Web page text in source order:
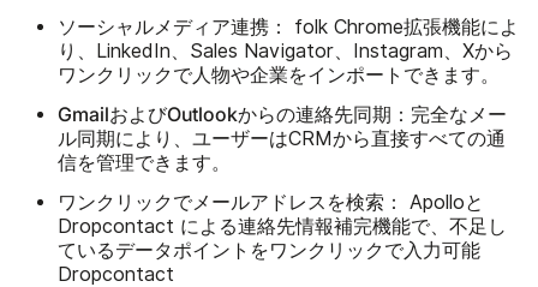
ソーシャルメディア連携：
folk Chrome拡張機能によ
り、LinkedIn、Sales Navigator、Instagram、Xから
ワンクリックで人物や企業をインポートできます。
GmailおよびOutlookからの連絡先同期： 完全なメー
ル同期により、ユーザーはCRMから直接すべての通
信を管理できます。
ワンクリックでメールアドレスを検索：
Apolloと
Dropcontact による連絡先情報補完機能で、不足し
ているデータポイントをワンクリックで入力可能
Dropcontact